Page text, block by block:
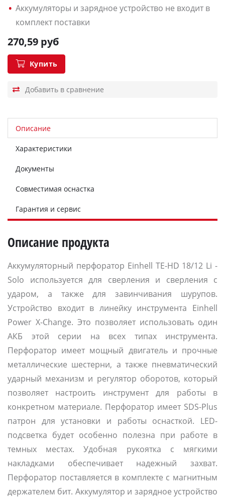
Аккумуляторы и зарядное устройство не входит в
комплект поставки
270,59 руб
Купить
Описание
Характеристики
Документы
Совместимая оснастка
Гарантия и сервис
Описание продукта
Аккумуляторный перфоратор Einhell TE-HD 18/12 Li -
Solo используется для сверления и сверления с
ударом, а также для завинчивания шурупов.
Устройство входит в линейку инструмента Einhell
Power X-Change. Это позволяет использовать один
АКБ этой серии на всех типах инструмента.
Перфоратор имеет мощный двигатель и прочные
металлические шестерни, а также пневматический
ударный механизм и регулятор оборотов, который
позволяет настроить инструмент для работы в
конкретном материале. Перфоратор имеет SDS-Plus
патрон для установки и работы оснасткой. LED-
подсветка будет особенно полезна при работе в
темных местах. Удобная рукоятка с мягкими
накладками обеспечивает надежный захват.
Перфоратор поставляется в комплекте с магнитным
держателем бит. Аккумулятор и зарядное устройство